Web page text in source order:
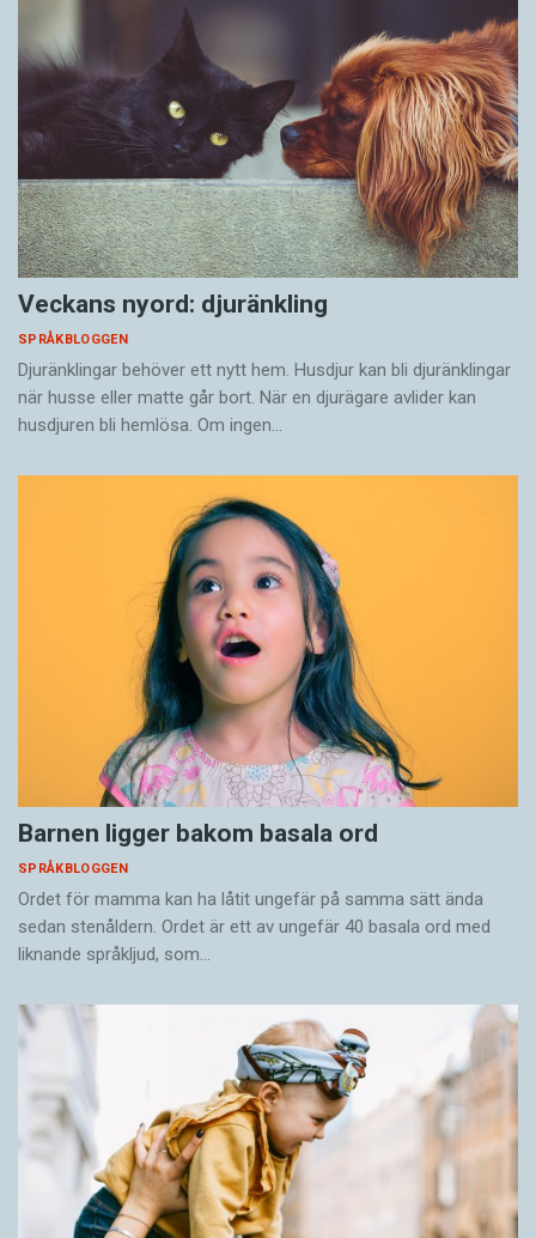
Veckans nyord: djuränkling
SPRÅKBLOGGEN
Djuränklingar behöver ett nytt hem. Husdjur kan bli djuränklingar
när husse eller matte går bort. När en djurägare avlider kan
husdjuren bli hemlösa. Om ingen…
Barnen ligger bakom basala ord
SPRÅKBLOGGEN
Ordet för mamma kan ha låtit ungefär på samma sätt ända
sedan stenåldern. Ordet är ett av ungefär 40 basala ord med
liknande språkljud, som…